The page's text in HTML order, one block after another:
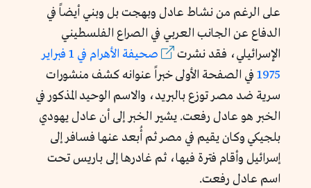
على الرغم من نشاط عادل وبهجت بل وبني أيضاً في
الدفاع عن الجانب العربي في الصراع الفلسطيني
الإسرائيلي، فقد نشرت
صحيفة الأهرام في 1 فبراير
1975 في الصفحة الأولى خبراً عنوانه كشف منشورات
سرية ضد مصر توزع بالبريد، والاسم الوحيد المذكور في
الخبر هو عادل رفعت. يشير الخبر إلى أن عادل يهودي
بلجيكي وكان يقيم في مصر ثم أُبعد عنها فسافر إلى
إسرائيل وأقام فترة فيها، ثم غادرها إلى باريس تحت
اسم عادل رفعت.